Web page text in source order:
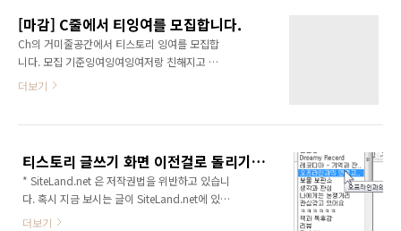
지만요. ## 마크다운 뭔 얘기인지 못알아들으시
는 분들이 대부분이셨을 겁니다. 마크다운이란,
문서를 쓸 때 그 의미를 표현할 수 있는 문법 중
하나입니다. 위키문법 비슷한 것인데요, ...아 내
(http://rigvedawiki.net/r1/wiki.php/
[마감] C줄에서 티잉여를 모집합니다.
Ch의 거미줄공간에서 티스토리 잉여를 모집합
니다. 모집 기준잉여잉여잉여저랑 친해지고 싶
은 분 (오른쪽 사이드바의 공지사항 확인.) 내맘
워둘 것. 적을거면 본문에. 양식이메일주소 잉여
인증 기타 쓰고 싶은 거 참 쉽죠? 잉여인증이 뭐
냐면요, 맘대로 하시면 됩니다. 체크 및 배부는
가지고있는 초대장의 2배수인 10 분의 신청까지
더보기
티스토리 글쓰기 화면 이전걸로 돌리기 rss
* SiteLand.net 은 저작권법을 위반하고 있습니
다. 혹시 지금 보시는 글이 SiteLand.net에 있다
면 얼른 신고해주세요. by Ch. from Ch의 거미
더보기